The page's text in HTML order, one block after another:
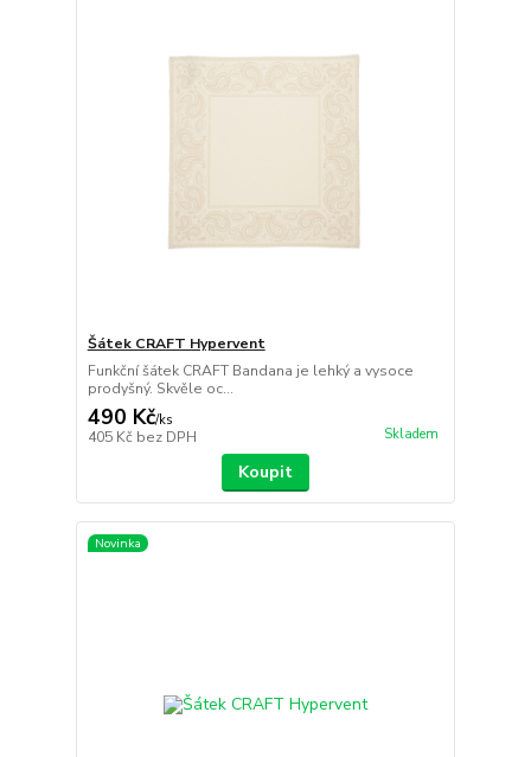
Šátek CRAFT Hypervent
Funkční šátek CRAFT Bandana je lehký a vysoce
prodyšný. Skvěle oc...
490 Kč/ks
405 Kč bez DPH Skladem
Koupit
Novinka